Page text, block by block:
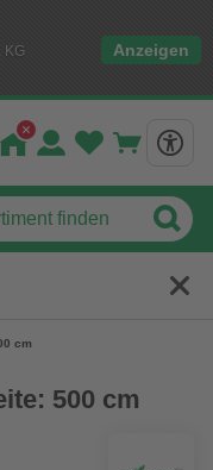
KG
Anzeigen
cm
500 cm